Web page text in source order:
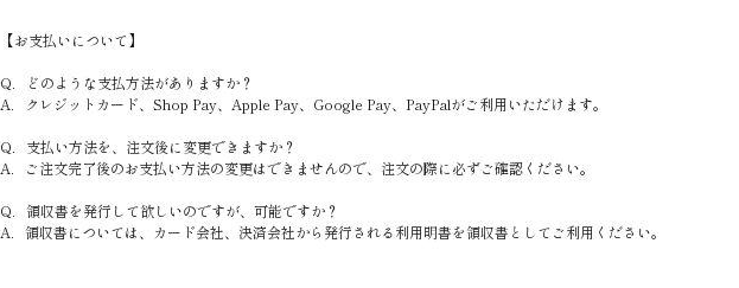
【お支払いについて】
Q．どのような支払方法がありますか？
A．クレジットカード、Shop Pay、Apple Pay、Google Pay、PayPalがご利用いただけます。
Q．支払い方法を、注文後に変更できますか？
A．ご注文完了後のお支払い方法の変更はできませんので、注文の際に必ずご確認ください。
Q．領収書を発行して欲しいのですが、可能ですか？
A．領収書については、カード会社、決済会社から発行される利用明書を領収書としてご利用ください。